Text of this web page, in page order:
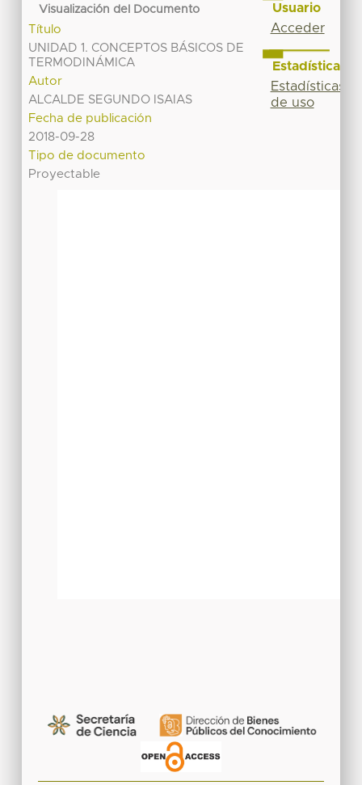
Visualización del Documento
Título
UNIDAD 1. CONCEPTOS BÁSICOS DE
TERMODINÁMICA
Autor
ALCALDE SEGUNDO ISAIAS
Fecha de publicación
2018-09-28
Tipo de documento
Proyectable
Usuario
Acceder
Estadísticas
Estadísticas
de uso